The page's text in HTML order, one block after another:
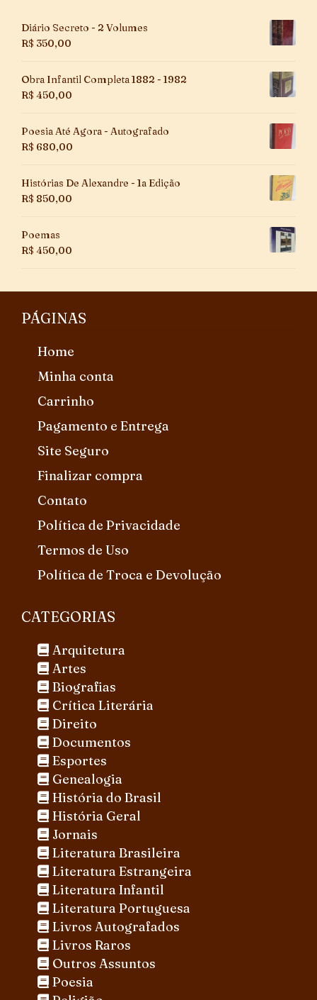
Diário Secreto - 2 Volumes
R$ 350,00
Obra Infantil Completa 1882 - 1982
R$ 450,00
Poesia Até Agora - Autografado
R$ 680,00
Histórias De Alexandre - 1a Edição
R$ 850,00
Poemas
R$ 450,00
PÁGINAS
Home
Minha conta
Carrinho
Pagamento e Entrega
Site Seguro
Finalizar compra
Contato
Política de Privacidade
Termos de Uso
Política de Troca e Devolução
CATEGORIAS
Arquitetura
Artes
Biografias
Crítica Literária
Direito
Documentos
Esportes
Genealogia
História do Brasil
História Geral
Jornais
Literatura Brasileira
Literatura Estrangeira
Literatura Infantil
Literatura Portuguesa
Livros Autografados
Livros Raros
Outros Assuntos
Poesia